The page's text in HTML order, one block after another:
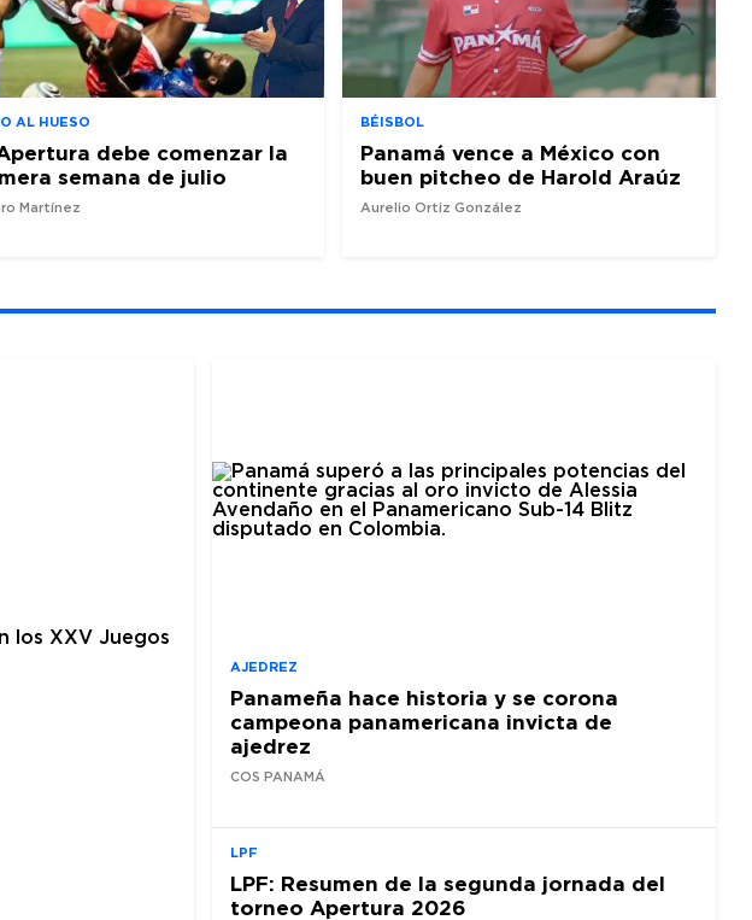
AL HUESO
debe comenzar la
semana de julio
Martínez
BÉISBOL
Panamá vence a México con
buen pitcheo de Harold Araúz
Aurelio Ortiz González
AJEDREZ
Panameña hace historia y se corona
campeona panamericana invicta de
ajedrez
COS PANAMÁ
LPF
LPF: Resumen de la segunda jornada del
torneo Apertura 2026